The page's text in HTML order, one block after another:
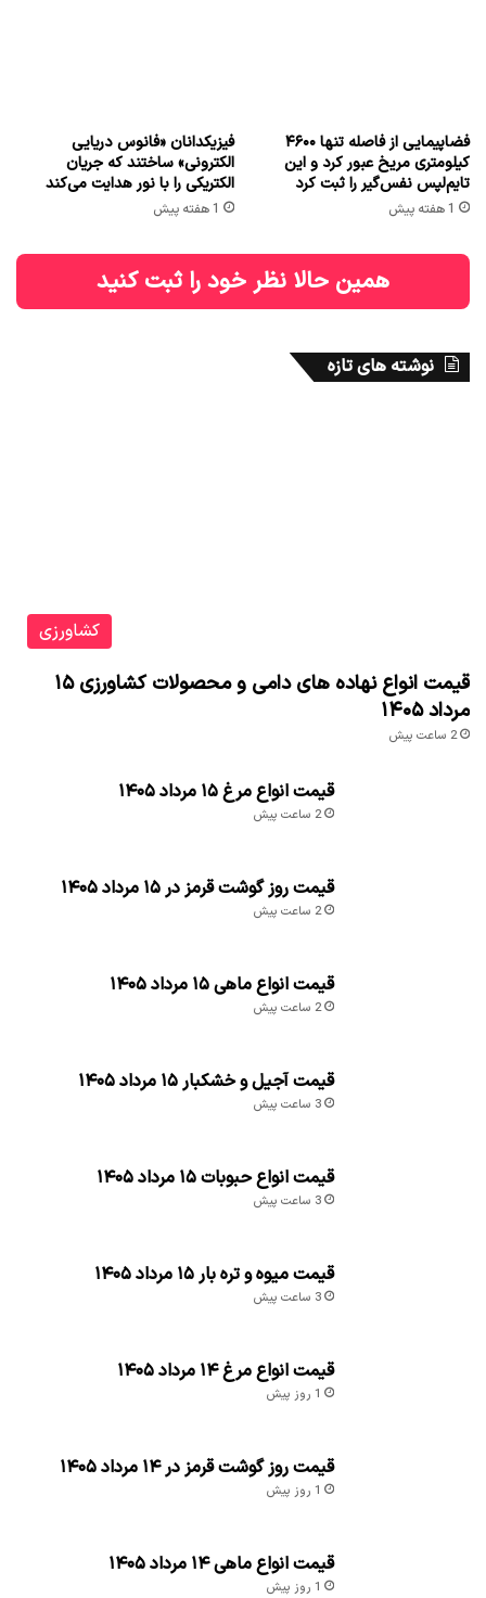
فضاپیمایی از فاصله تنها ۴۶۰۰
کیلومتری مریخ عبور کرد و این
تایم‌لپس نفس‌گیر را ثبت کرد
1 هفته پیش
فیزیکدانان «فانوس دریایی
الکترونی» ساختند که جریان
الکتریکی را با نور هدایت می‌کند
1 هفته پیش
همین حالا نظر خود را ثبت کنید
نوشته های تازه
کشاورزی
قیمت انواع نهاده های دامی و محصولات کشاورزی ۱۵
مرداد ۱۴۰۵
2 ساعت پیش
قیمت انواع مرغ ۱۵ مرداد ۱۴۰۵
2 ساعت پیش
قیمت روز گوشت قرمز در ۱۵ مرداد ۱۴۰۵
2 ساعت پیش
قیمت انواع ماهی ۱۵ مرداد ۱۴۰۵
2 ساعت پیش
قیمت آجیل و خشکبار ۱۵ مرداد ۱۴۰۵
3 ساعت پیش
قیمت انواع حبوبات ۱۵ مرداد ۱۴۰۵
3 ساعت پیش
قیمت میوه و تره بار ۱۵ مرداد ۱۴۰۵
3 ساعت پیش
قیمت انواع مرغ ۱۴ مرداد ۱۴۰۵
1 روز پیش
قیمت روز گوشت قرمز در ۱۴ مرداد ۱۴۰۵
1 روز پیش
قیمت انواع ماهی ۱۴ مرداد ۱۴۰۵
1 روز پیش